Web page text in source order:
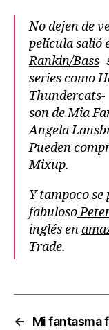
No dejen de
película salió
Rankin/Bass-
series como
Thundercats-
son de Mia
Angela
Pueden
Mixup.
Y tampoco
fabuloso
inglés en
Trade.
←
Mi fantasma